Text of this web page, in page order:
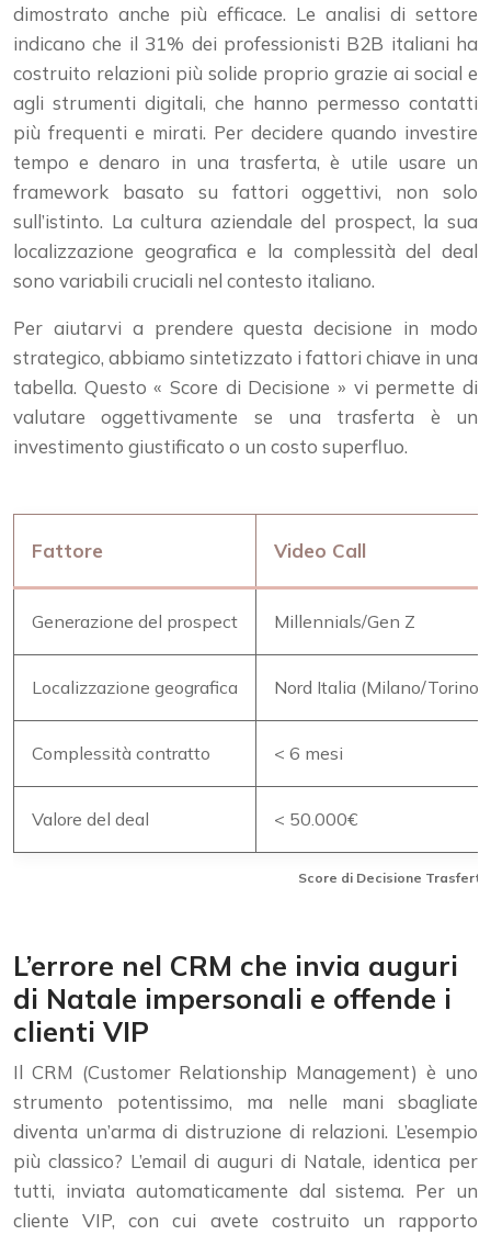
dimostrato anche più efficace. Le analisi di settore
indicano che il 31% dei professionisti B2B italiani ha
costruito relazioni più solide proprio grazie ai social e
agli strumenti digitali, che hanno permesso contatti
più frequenti e mirati. Per decidere quando investire
tempo e denaro in una trasferta, è utile usare un
framework basato su fattori oggettivi, non solo
sull’istinto. La cultura aziendale del prospect, la sua
localizzazione geografica e la complessità del deal
sono variabili cruciali nel contesto italiano.
Per aiutarvi a prendere questa decisione in modo
strategico, abbiamo sintetizzato i fattori chiave in una
tabella. Questo « Score di Decisione » vi permette di
valutare oggettivamente se una trasferta è un
investimento giustificato o un costo superfluo.
Score di Decisione
Fattore Video Call
Generazione del prospect Millennials/Gen Z
Localizzazione geografica Nord Italia (Milano/Torino)
Complessità contratto < 6 mesi
Valore del deal < 50.000€
L’errore nel CRM che invia auguri
di Natale impersonali e offende i
clienti VIP
Il CRM (Customer Relationship Management) è uno
strumento potentissimo, ma nelle mani sbagliate
diventa un’arma di distruzione di relazioni. L’esempio
più classico? L’email di auguri di Natale, identica per
tutti, inviata automaticamente dal sistema. Per un
cliente VIP, con cui avete costruito un rapporto